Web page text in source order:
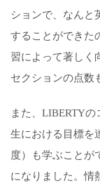
ションで、なんと
することができた
習によって著しく
セクションの点数
また、LIBERTY
生における目標を
度）も学ぶことが
になりました。情